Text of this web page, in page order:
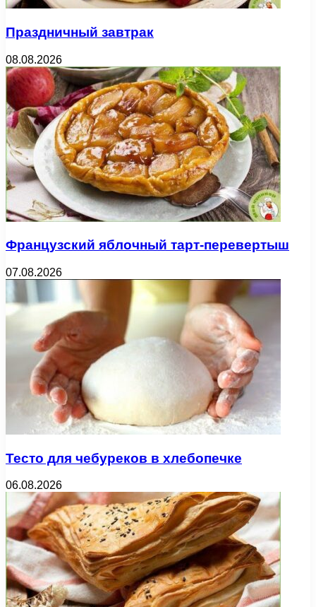
Праздничный завтрак
08.08.2026
Французский яблочный тарт-перевертыш
07.08.2026
Тесто для чебуреков в хлебопечке
06.08.2026